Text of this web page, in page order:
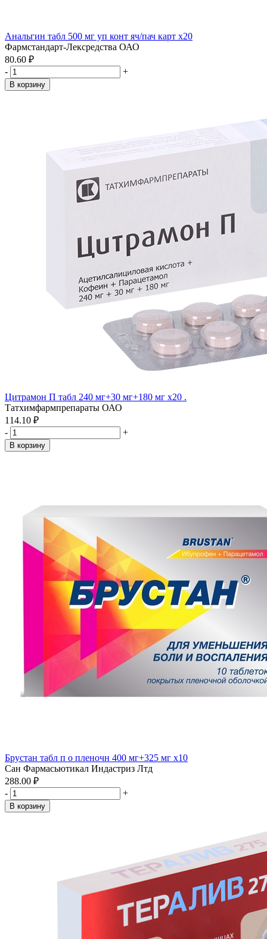
Анальгин табл 500 мг уп конт яч/пач карт x20
Фармстандарт-Лексредства ОАО
80.60 ₽
-
+
В корзину
Цитрамон П табл 240 мг+30 мг+180 мг x20 .
Татхимфармпрепараты ОАО
114.10 ₽
-
+
В корзину
Брустан табл п о пленочн 400 мг+325 мг x10
Сан Фармасьютикал Индастриз Лтд
288.00 ₽
-
+
В корзину